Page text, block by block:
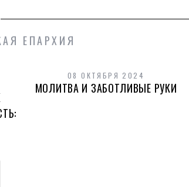
ЕПАРХИЯ
08 ОКТЯБРЯ 2024
МОЛИТВА И ЗАБОТЛИВЫЕ РУКИ